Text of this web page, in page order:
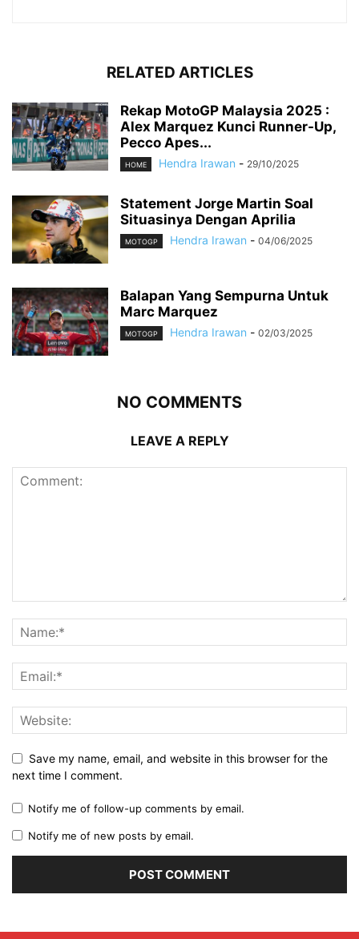
RELATED ARTICLES
Rekap MotoGP Malaysia 2025 :
Alex Marquez Kunci Runner-Up,
Pecco Apes...
HOME Hendra Irawan - 29/10/2025
Statement Jorge Martin Soal
Situasinya Dengan Aprilia
MOTOGP Hendra Irawan - 04/06/2025
Balapan Yang Sempurna Untuk
Marc Marquez
MOTOGP Hendra Irawan - 02/03/2025
NO COMMENTS
LEAVE A REPLY
Save my name, email, and website in this browser for the
next time I comment.
Notify me of follow-up comments by email.
Notify me of new posts by email.